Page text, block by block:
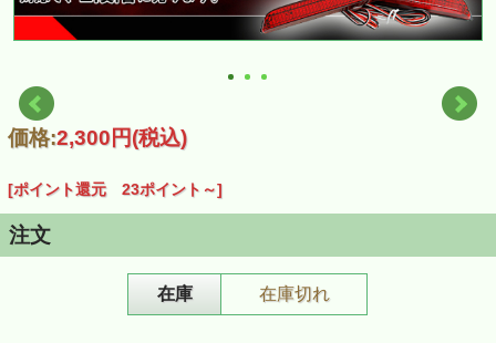
価格:2,300円(税込)
[ポイント還元 23ポイント～]
注文
在庫 在庫切れ